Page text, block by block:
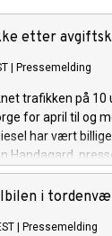
etter
Pressemelding
trafikken på
for april til og
har vært
Handagard,
i
Pressemelding